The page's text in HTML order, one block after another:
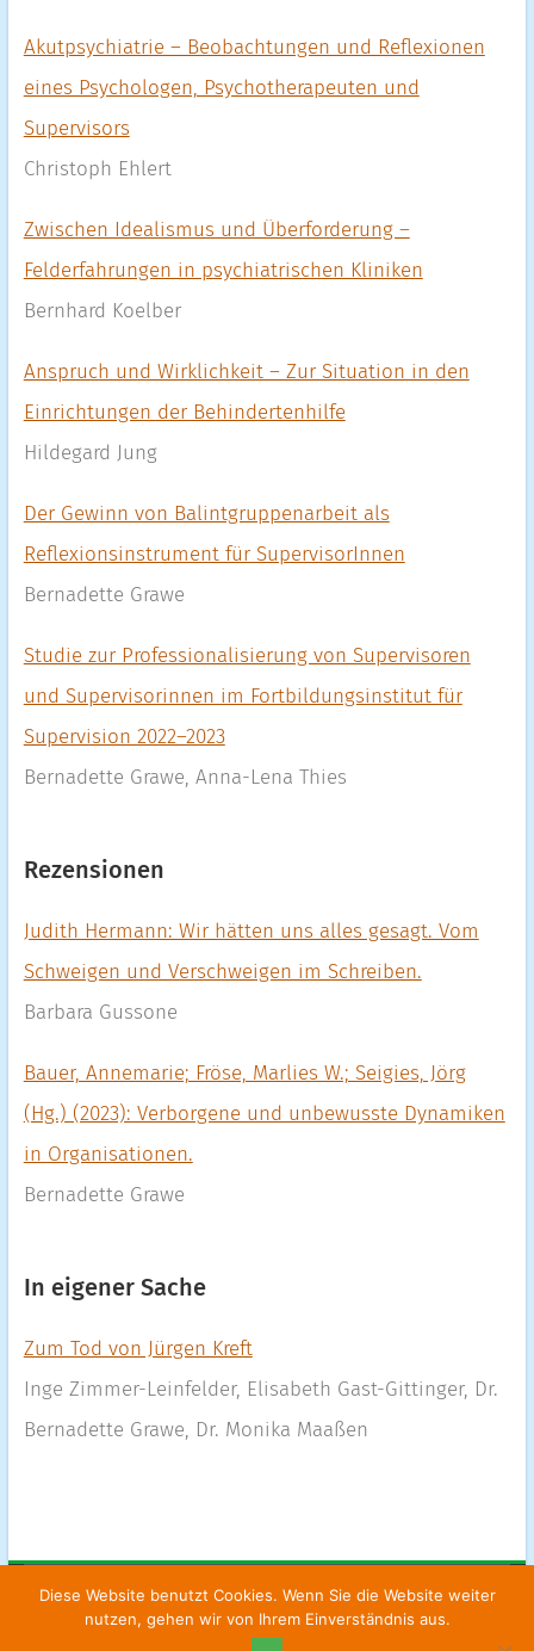
Akutpsychiatrie – Beobachtungen und Reflexionen
eines Psychologen, Psychotherapeuten und
Supervisors
Christoph Ehlert
Zwischen Idealismus und Überforderung –
Felderfahrungen in psychiatrischen Kliniken
Bernhard Koelber
Anspruch und Wirklichkeit – Zur Situation in den
Einrichtungen der Behindertenhilfe
Hildegard Jung
Der Gewinn von Balintgruppenarbeit als
Reflexionsinstrument für SupervisorInnen
Bernadette Grawe
Studie zur Professionalisierung von Supervisoren
und Supervisorinnen im Fortbildungsinstitut für
Supervision 2022–2023
Bernadette Grawe, Anna-Lena Thies
Rezensionen
Judith Hermann: Wir hätten uns alles gesagt. Vom
Schweigen und Verschweigen im Schreiben.
Barbara Gussone
Bauer, Annemarie; Fröse, Marlies W.; Seigies, Jörg
(Hg.) (2023): Verborgene und unbewusste Dynamiken
in Organisationen.
Bernadette Grawe
In eigener Sache
Zum Tod von Jürgen Kreft
Inge Zimmer-Leinfelder, Elisabeth Gast-Gittinger, Dr.
Bernadette Grawe, Dr. Monika Maaßen
Fortbildungsinstitut für Supervision| Kontakt |Impressum
Diese Website benutzt Cookies. Wenn Sie die Website weiter
nutzen, gehen wir von Ihrem Einverständnis aus.